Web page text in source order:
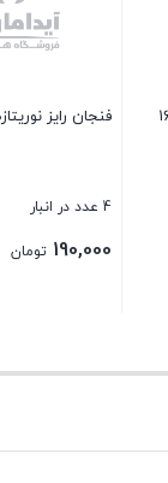
ارام ریز 3 تایی
3 عدد در انبار
30,000 تومان